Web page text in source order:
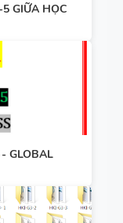
GIỮA HỌC
GLOBAL